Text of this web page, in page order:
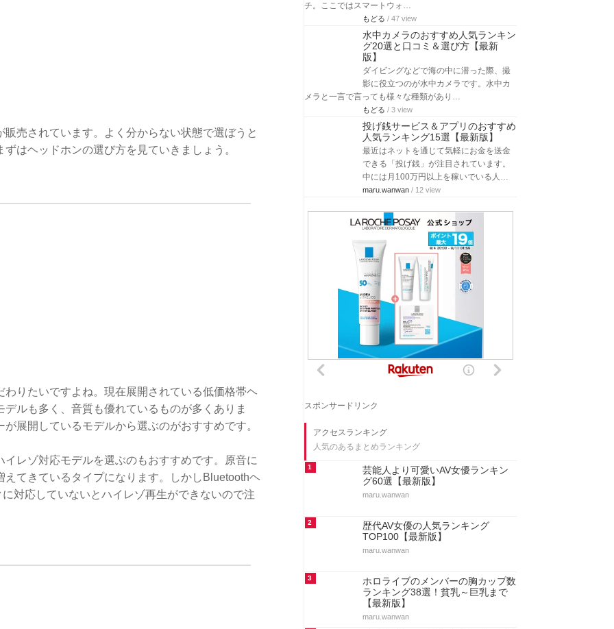
売されています。よく分からない状態で選ぼうと
はヘッドホンの選び方を見ていきましょう。
りたいですよね。現在展開されている低価格帯ヘ
ルも多く、音質も優れているものが多くありま
展開しているモデルから選ぶのがおすすめです。
レゾ対応モデルを選ぶのもおすすめです。原音に
てきているタイプになります。しかしBluetoothヘ
対応していないとハイレゾ再生ができないので注
チ。ここではスマートウォ…
もどる / 47 view
水中カメラのおすすめ人気ランキン
グ20選と口コミ＆選び方【最新
版】
ダイビングなどで海の中に潜った際、撮
影に役立つのが水中カメラです。水中カ
メラと一言で言っても様々な種類があり…
もどる / 3 view
投げ銭サービス＆アプリのおすすめ
人気ランキング15選【最新版】
最近はネットを通じて気軽にお金を送金
できる「投げ銭」が注目されています。
中には月100万円以上を稼いでいる人…
maru.wanwan / 12 view
スポンサードリンク
アクセスランキング
人気のあるまとめランキング
1
芸能人より可愛いAV女優ランキン
グ60選【最新版】
maru.wanwan
2
歴代AV女優の人気ランキング
TOP100【最新版】
maru.wanwan
3
ホロライブのメンバーの胸カップ数
ランキング38選！貧乳～巨乳まで
【最新版】
maru.wanwan